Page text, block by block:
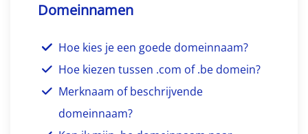
Domeinnamen
Hoe kies je een goede domeinnaam?
Hoe kiezen tussen .com of .be domein?
Merknaam of beschrijvende
domeinnaam?